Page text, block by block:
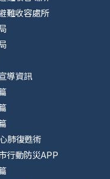
難收容處所
導資訊
肺復甦術
行動防災APP